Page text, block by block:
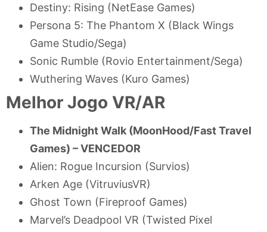
Destiny: Rising (NetEase Games)
Persona 5: The Phantom X (Black Wings
Game Studio/Sega)
Sonic Rumble (Rovio Entertainment/Sega)
Wuthering Waves (Kuro Games)
Melhor Jogo VR/AR
The Midnight Walk (MoonHood/Fast Travel
Games) –VENCEDOR
Alien: Rogue Incursion (Survios)
Arken Age (VitruviusVR)
Ghost Town (Fireproof Games)
Marvel’s Deadpool VR (Twisted Pixel